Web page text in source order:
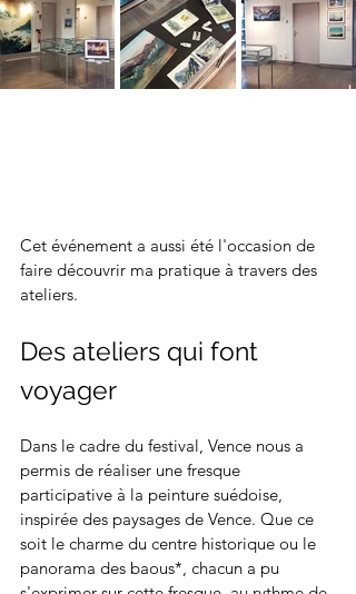
Cet événement a aussi été l'occasion de
faire découvrir ma pratique à travers des
ateliers.
Des ateliers qui font
voyager
Dans le cadre du festival, Vence nous a
permis de réaliser une fresque
participative à la peinture suédoise,
inspirée des paysages de Vence. Que ce
soit le charme du centre historique ou le
panorama des baous*, chacun a pu